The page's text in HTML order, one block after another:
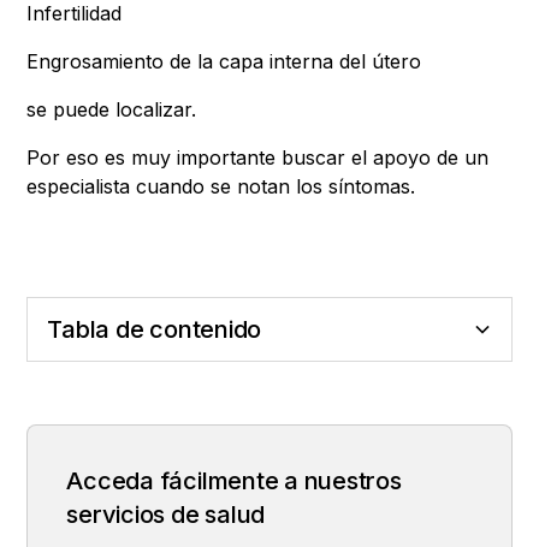
Infertilidad
Engrosamiento de la capa interna del útero
se puede localizar.
Por eso es muy importante buscar el apoyo de un
especialista cuando se notan los síntomas.
Tabla de contenido
Acceda fácilmente a nuestros
servicios de salud